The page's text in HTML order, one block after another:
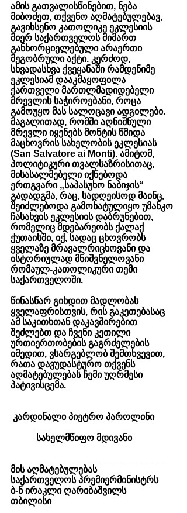
ამის გათვალისწინებით, ნება
მიბოძეთ, თქვენო აღმატებულებავ,
გავიხსენო კათოლიკე ეკლესიის
მიერ საქართველოს მიმართ
განხორციელებული არაერთი
მეგობრული აქტი. კერძოდ,
სხვადასხვა ქვეყანაში რამდენიმე
ეკლესიამ დააკმაყოფილა
ქართველი მართლმადიდებელი
მრევლის საჭიროებანი, როცა
გამოუყო მას სალოცავი ადგილები.
მაგალითად, რომში აღნიშნული
მრევლი იყენებს მონტის წმიდა
მაცხოვრის სახელობის ეკლესიას
(San Salvatore ai Monti). ამიტომ,
პოლიტიკური თვალსაზრისითაც,
მისასალმებელი იქნებოდა
ერთგვარი „საპასუხო ნაბიჯის“
გადადგმა, რაც, სადღეისოდ მაინც,
შეიძლებოდა გამოხატულიყო უმანკო
ჩასახვის ეკლესიის დაბრუნებით,
რომელიც მდებარეობს ქალაქ
ქუთაისში, იქ, სადაც ცხოვრობს
ყველაზე მრავალრიცხოვანი და
ისტორიულად მნიშვნელოვანი
რომაულ-კათოლიკური თემი
საქართველოში.
წინასწარ გიხდით მადლობას
ყველაფრისთვის, რის გაკეთებასაც
ამ საკითხთან დაკავშირებით
შეძლებთ და ჩვენი კეთილი
ურთიერთობების გაგრძელების
იმედით, ვსარგებლობ შემთხვევით,
რათა დავუდასტურო თქვენს
აღმატებულებას ჩემი უღრმესი
პატივისცემა.
კარდინალი პიეტრო პაროლინი
           სახელმწიფო მდივანი
მის აღმატებულებას
საქართველოს პრემიერმინისტრს
ბ-ნ ირაკლი ღარიბაშვილს
თბილისი